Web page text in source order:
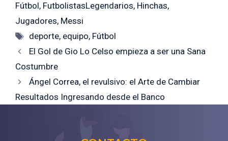
Fútbol, FutbolistasLegendarios, Hinchas,
Jugadores, Messi
Etiquetas
deporte, equipo, Fútbol
El Gol de Gio Lo Celso empieza a ser una Sana
Costumbre
Ángel Correa, el revulsivo: el Arte de Cambiar
Resultados Ingresando desde el Banco